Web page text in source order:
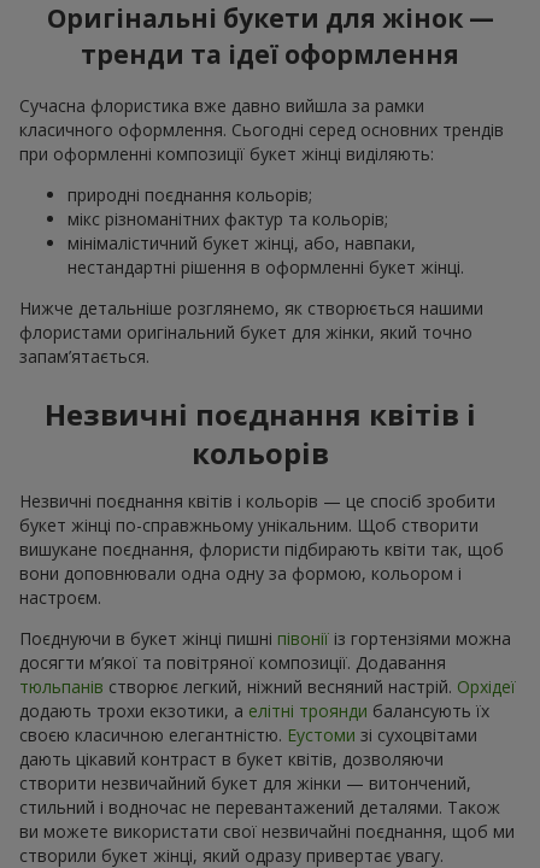
Оригінальні букети для жінок —
тренди та ідеї оформлення
Сучасна флористика вже давно вийшла за рамки
класичного оформлення. Сьогодні серед основних трендів
при оформленні композиції букет жінці виділяють:
природні поєднання кольорів;
мікс різноманітних фактур та кольорів;
мінімалістичний букет жінці, або, навпаки,
нестандартні рішення в оформленні букет жінці.
Нижче детальніше розглянемо, як створюється нашими
флористами оригінальний букет для жінки, який точно
запам’ятається.
Незвичні поєднання квітів і
кольорів
Незвичні поєднання квітів і кольорів — це спосіб зробити
букет жінці по-справжньому унікальним. Щоб створити
вишукане поєднання, флористи підбирають квіти так, щоб
вони доповнювали одна одну за формою, кольором і
настроєм.
Поєднуючи в букет жінці пишні півонії із гортензіями можна
досягти м’якої та повітряної композиції. Додавання
тюльпанів створює легкий, ніжний весняний настрій. Орхідеї
додають трохи екзотики, а елітні троянди балансують їх
своєю класичною елегантністю. Еустоми зі сухоцвітами
дають цікавий контраст в букет квітів, дозволяючи
створити незвичайний букет для жінки — витончений,
стильний і водночас не перевантажений деталями. Також
ви можете використати свої незвичайні поєднання, щоб ми
створили букет жінці, який одразу привертає увагу.